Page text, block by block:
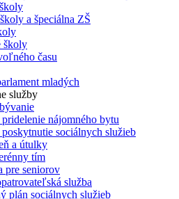
a špeciálna ZŠ
školy
času
mladých
služby
nájomného bytu
sociálnych služieb
a útulky
tím
pre seniorov
služba
plán sociálnych služieb